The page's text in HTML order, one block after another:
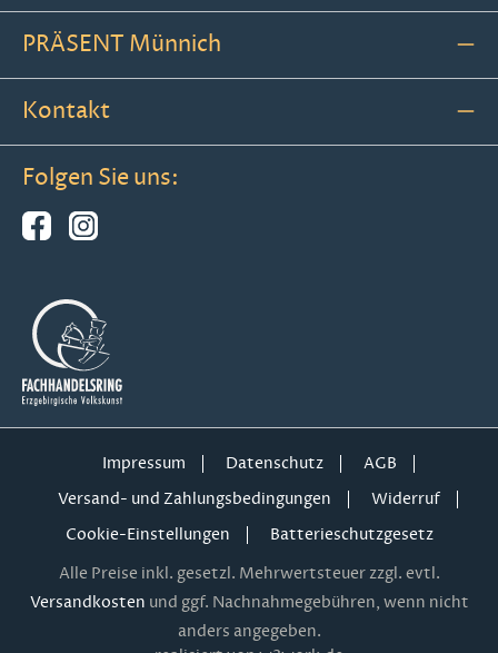
PRÄSENT Münnich
Kontakt
Folgen Sie uns:
Impressum Datenschutz
AGB
Versand- und Zahlungsbedingungen
Widerruf
Cookie-Einstellungen
Batterieschutzgesetz
Alle Preise inkl. gesetzl. Mehrwertsteuer zzgl. evtl.
Versandkosten und ggf. Nachnahmegebühren, wenn nicht
anders angegeben.